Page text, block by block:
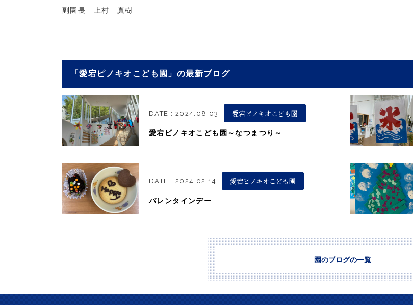
副園長 上村 真樹
「愛宕ピノキオこども園」の最新ブログ
DATE : 2024.08.03 愛宕ピノキオこども園
愛宕ピノキオこども園～なつまつり～
DATE : 2024.02.14 愛宕ピノキオこども園
バレンタインデー
園のブログの一覧